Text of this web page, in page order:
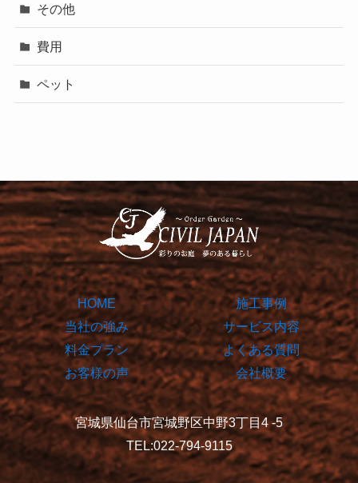
その他
費用
ペット
HOME
施工事例
当社の強み
サービス内容
料金プラン
よくある質問
お客様の声
会社概要
宮城県仙台市宮城野区中野3丁目4 -5
TEL:022-794-9115